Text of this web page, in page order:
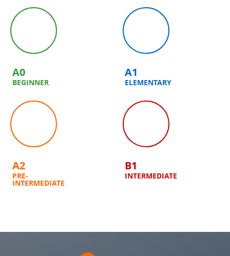
A0
BEGINNER
A1
ELEMENTARY
A2
PRE-
INTERMEDIATE
B1
INTERMEDIATE